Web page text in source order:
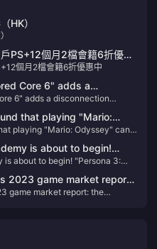
HK）
PS+12個月2檔會籍6折優惠
個月2檔會籍6折優惠中
Core 6" adds a
in ranked matches
6" adds a disconnection
that playing "Mario:
of depression
playing "Mario: Odyssey" can
is about to begin!
introduction video
about to begin! "Persona 3:
2023 game market report:
UK and the United States
game market report: the